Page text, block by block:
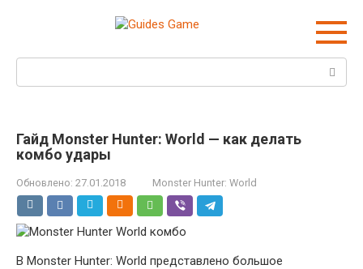
Поиск:
Гайд Monster Hunter: World — как делать
комбо удары
Обновлено: 27.01.2018 Monster Hunter: World
В Monster Hunter: World представлено большое